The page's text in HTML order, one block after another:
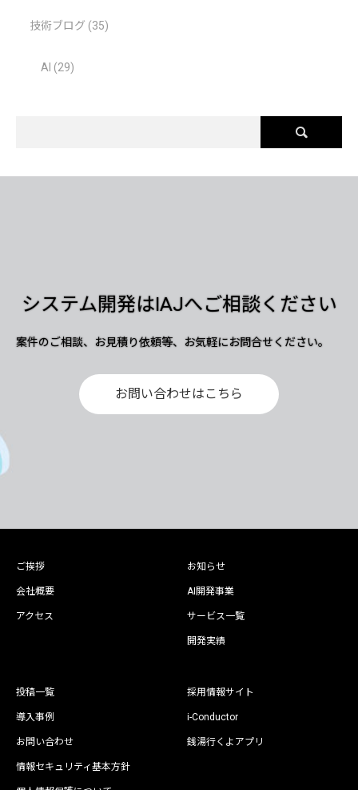
技術ブログ (35)
AI (29)
システム開発はIAJへご相談ください
案件のご相談、お見積り依頼等、お気軽にお問合せください。
お問い合わせはこちら
ご挨拶
会社概要
アクセス
お知らせ
AI開発事業
サービス一覧
開発実績
投稿一覧
導入事例
お問い合わせ
情報セキュリティ基本方針
採用情報サイト
i-Conductor
銭湯行くよアプリ